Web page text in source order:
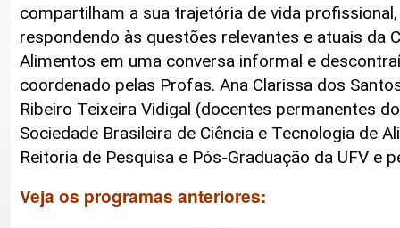
compartilham a sua trajetória de vida
respondendo às questões relevantes e atuais da
Alimentos em uma conversa informal e
coordenado pelas Profas. Ana Clarissa dos
Ribeiro Teixeira Vidigal (docentes permanentes
Sociedade Brasileira de Ciência e Tecnologia de
Reitoria de Pesquisa e Pós-Graduação da UFV e
Veja os programas anteriores: